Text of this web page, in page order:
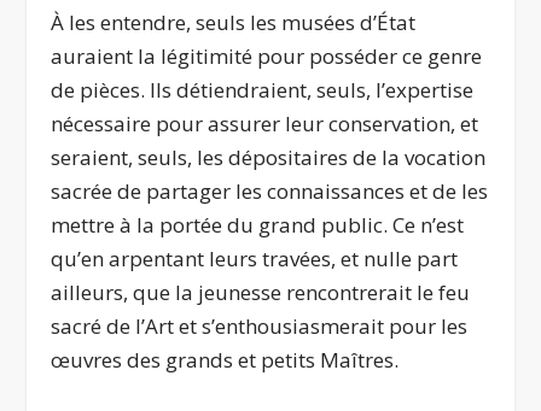
À les entendre, seuls les musées d’État
auraient la légitimité pour posséder ce genre
de pièces. Ils détiendraient, seuls, l’expertise
nécessaire pour assurer leur conservation, et
seraient, seuls, les dépositaires de la vocation
sacrée de partager les connaissances et de les
mettre à la portée du grand public. Ce n’est
qu’en arpentant leurs travées, et nulle part
ailleurs, que la jeunesse rencontrerait le feu
sacré de l’Art et s’enthousiasmerait pour les
œuvres des grands et petits Maîtres.